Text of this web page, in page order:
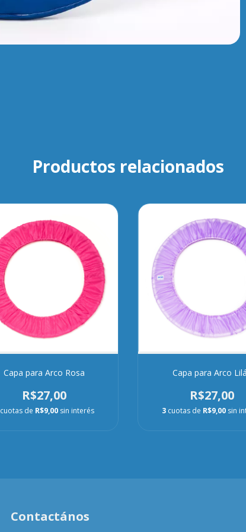
Productos relacionados
Capa para Arco Rosa
R$27,00
cuotas de R$9,00 sin interés
Capa para Arco
R$27,00
3 cuotas de R$9,00 sin
Contactános